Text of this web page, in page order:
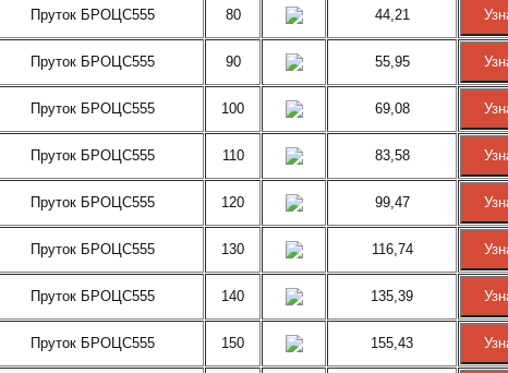
Пруток БРОЦС555 80 44,21
Пруток БРОЦС555 90 55,95
Пруток БРОЦС555 100 69,08
Пруток БРОЦС555 110 83,58
Пруток БРОЦС555 120 99,47
Пруток БРОЦС555 130 116,74
Пруток БРОЦС555 140 135,39
Пруток БРОЦС555 150 155,43